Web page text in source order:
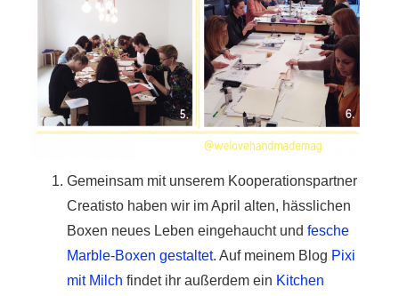
Gemeinsam mit unserem Kooperationspartner
Creatisto haben wir im April alten, hässlichen
Boxen neues Leben eingehaucht und fesche
Marble-Boxen gestaltet. Auf meinem Blog Pixi
mit Milch findet ihr außerdem ein Kitchen